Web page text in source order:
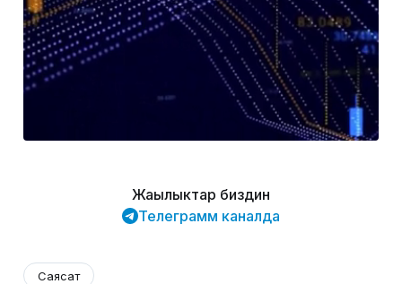
Жаңылыктар биздин
Телеграмм каналда
Саясат